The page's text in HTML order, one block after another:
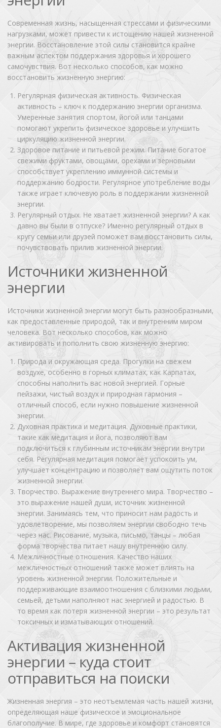
Современная жизнь, насыщенная стрессами и физическими
нагрузками, может привести к истощению нашей жизненной
энергии. Восстановление этой силы становится крайне
важным аспектом поддержания здоровья и хорошего
самочувствия. Вот несколько способов, как можно
восстановить жизненную энергию:
Регулярная физическая активность. Физическая
активность – ключ к поддержанию энергии организма.
Умеренные занятия спортом, йогой или танцами
помогают укрепить физическое здоровье и улучшить
циркуляцию жизненной энергии.
Здоровое питание и питьевой режим. Питание богатое
свежими фруктами, овощами, орехами и зерновыми
способствует укреплению иммунной системы и
поддержанию бодрости. Регулярное употребление воды
также играет ключевую роль в поддержании жизненной
энергии.
Регулярный отдых. Не хватает жизненной энергии? А как
давно вы были в отпуске? Именно регулярный отдых в
кругу семьи или друзей поможет вам восстановить силы,
почувствовать прилив жизненной энергии.
Источники жизненной
энергии
Источники жизненной энергии могут быть разнообразными,
как предоставленные природой, так и внутренним миром
человека. Вот несколько способов, как можно
активировать и пополнить свою жизненную энергию:
Природа и окружающая среда. Прогулки на свежем
воздухе, особенно в горных климатах, как Карпатах,
способны наполнить вас новой энергией. Горные
пейзажи, чистый воздух и природная гармония –
отличный способ, если нужно повышение жизненной
энергии.
Духовная практика и медитация. Духовные практики,
такие как медитация и йога, позволяют вам
подключиться к глубинным источникам энергии внутри
себя. Регулярная медитация помогает успокоить ум,
улучшает концентрацию и позволяет вам ощутить поток
жизненной энергии.
Творчество. Выражение внутреннего мира. Творчество –
это выражение нашей души, источник жизненной
энергии. Занимаясь тем, что приносит нам радость и
удовлетворение, мы позволяем энергии свободно течь
через нас. Рисование, музыка, письмо, танцы – любая
форма творчества питает нашу внутреннюю силу.
Межличностные отношения. Качество наших
межличностных отношений также может влиять на
уровень жизненной энергии. Положительные и
поддерживающие взаимоотношения с близкими людьми,
семьей, детьми наполняют нас энергией и радостью. В
то время как потеря жизненной энергии – это результат
токсичных и изматывающих отношений.
Активация жизненной
энергии – куда стоит
отправиться на поиски
Жизненная энергия – это неотъемлемая часть нашей жизни,
определяющая наше физическое и эмоциональное
благополучие. В мире, где здоровье и комфорт становятся